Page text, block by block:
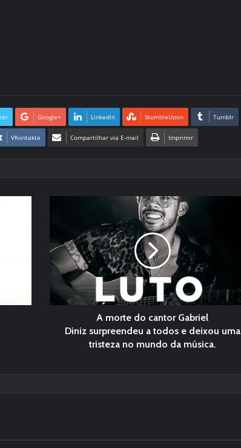
Google+ LinkedIn StumbleUpon Tumblr
VKontakte Compartilhar via E-mail Imprimir
A morte do cantor Gabriel
Diniz surpreendeu a todos e deixou uma
tristeza no mundo da música.